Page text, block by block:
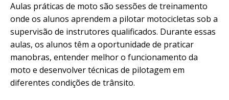
Aulas práticas de moto são sessões de treinamento
onde os alunos aprendem a pilotar motocicletas sob a
supervisão de instrutores qualificados. Durante essas
aulas, os alunos têm a oportunidade de praticar
manobras, entender melhor o funcionamento da
moto e desenvolver técnicas de pilotagem em
diferentes condições de trânsito.